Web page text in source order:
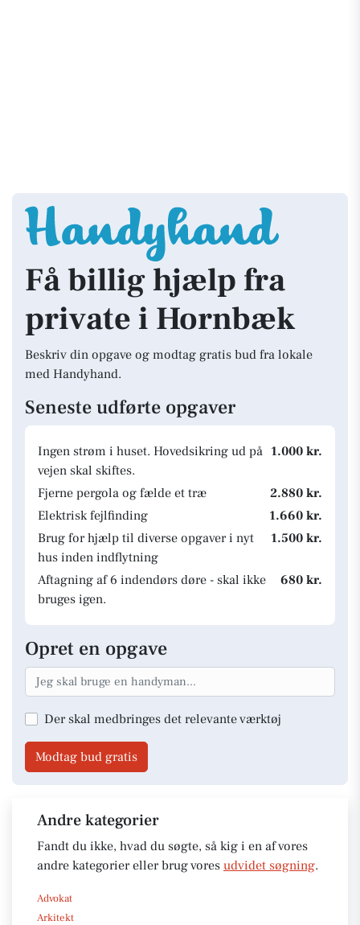
Få billig hjælp fra
private i Hornbæk
Beskriv din opgave og modtag gratis bud fra lokale
med Handyhand.
Seneste udførte opgaver
Ingen strøm i huset. Hovedsikring ud på
vejen skal skiftes.
1.000 kr.
Fjerne pergola og fælde et træ
2.880 kr.
Elektrisk fejlfinding
1.660 kr.
Brug for hjælp til diverse opgaver i nyt
hus inden indflytning
1.500 kr.
Aftagning af 6 indendørs døre - skal ikke
bruges igen.
680 kr.
Opret en opgave
Der skal medbringes det relevante værktøj
Modtag bud gratis
Andre kategorier
Fandt du ikke, hvad du søgte, så kig i en af vores
andre kategorier eller brug vores udvidet søgning.
Advokat
Arkitekt